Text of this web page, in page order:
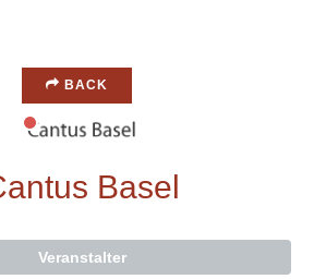
BACK
Basel
Veranstalter